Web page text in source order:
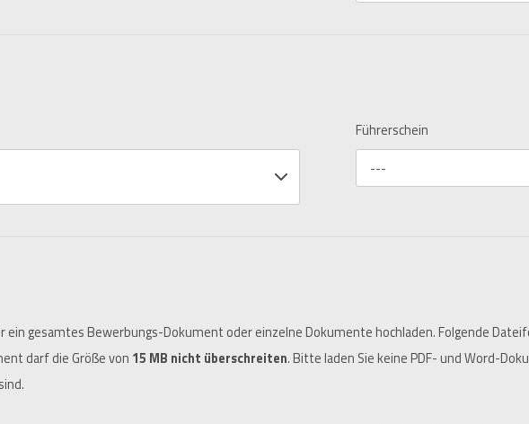
Führerschein
---
gesamtes Bewerbungs-Dokument oder einzelne Dokumente hochladen. Folgende
darf die Größe von 15 MB nicht überschreiten. Bitte laden Sie keine PDF- und Word-